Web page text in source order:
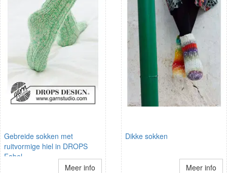
Gebreide sokken met
ruitvormige hiel in DROPS
Fabel
Meer info
Dikke sokken
Meer info